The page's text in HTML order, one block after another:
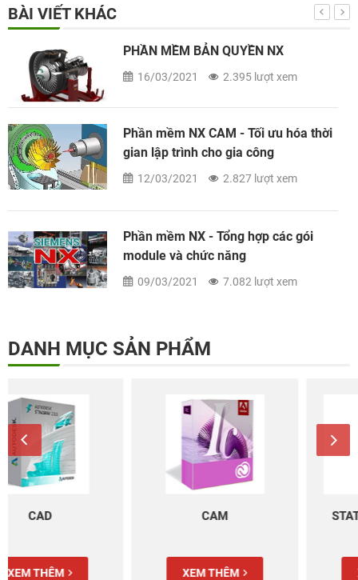
BÀI VIẾT KHÁC
Phần mềm NX - Giải pháp tối ưu thiết
kế và gia công trong thời đại 4.0
Phần mềm NX - Cách tùy biến phím
tắt trên Unigraphic NX 11
05/02/2020 6.667 lượt xem
NX Siemens - Sự lựa chọn hoàn hảo
cho thiết kế Ô tô
28/11/2019 3.285 lượt xem
DANH MỤC SẢN PHẨM
XEM THÊM
STATISTIC/ANALYSIS
XEM THÊM